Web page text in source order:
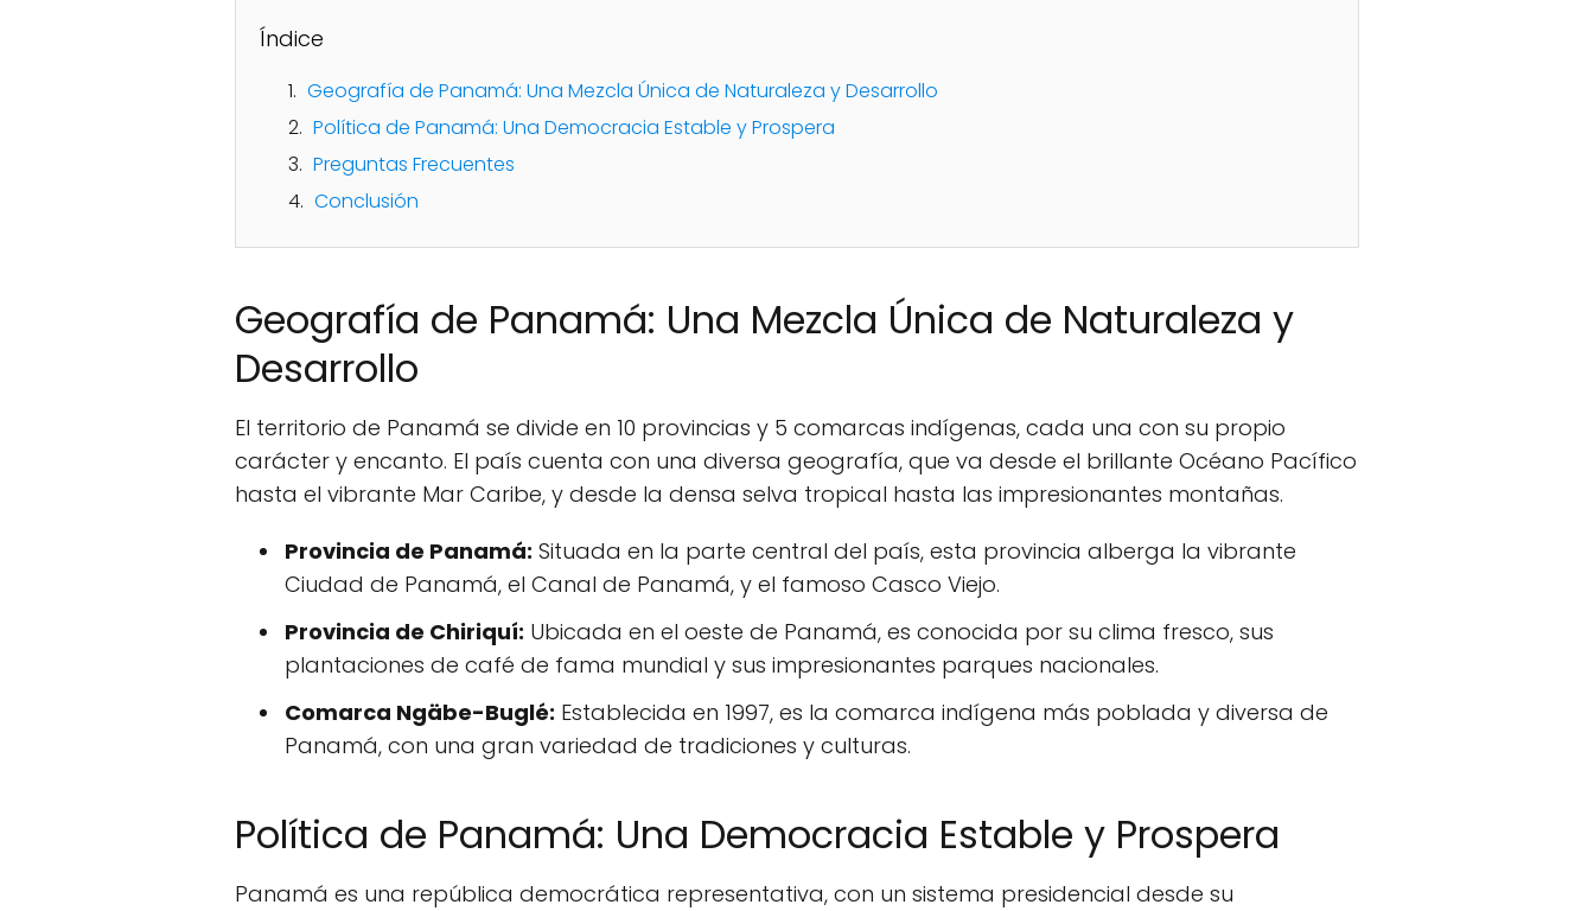
Índice
Geografía de Panamá: Una Mezcla Única de Naturaleza y Desarrollo
Política de Panamá: Una Democracia Estable y Prospera
Preguntas Frecuentes
Conclusión
Geografía de Panamá: Una Mezcla Única de Naturaleza y
Desarrollo
El territorio de Panamá se divide en 10 provincias y 5 comarcas indígenas, cada una con su propio
carácter y encanto. El país cuenta con una diversa geografía, que va desde el brillante Océano Pacífico
hasta el vibrante Mar Caribe, y desde la densa selva tropical hasta las impresionantes montañas.
Provincia de Panamá: Situada en la parte central del país, esta provincia alberga la vibrante
Ciudad de Panamá, el Canal de Panamá, y el famoso Casco Viejo.
Provincia de Chiriquí: Ubicada en el oeste de Panamá, es conocida por su clima fresco, sus
plantaciones de café de fama mundial y sus impresionantes parques nacionales.
Comarca Ngäbe-Buglé: Establecida en 1997, es la comarca indígena más poblada y diversa de
Panamá, con una gran variedad de tradiciones y culturas.
Política de Panamá: Una Democracia Estable y Prospera
Panamá es una república democrática representativa, con un sistema presidencial desde su